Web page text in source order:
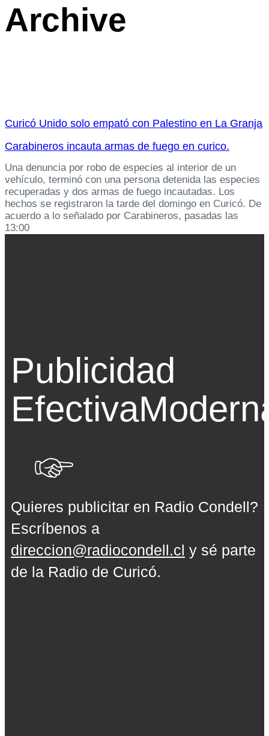
Archive
Curicó Unido solo empató con Palestino en La Granja
Carabineros incauta armas de fuego en curico.
Una denuncia por robo de especies al interior de un
vehículo, terminó con una persona detenida las especies
recuperadas y dos armas de fuego incautadas. Los
hechos se registraron la tarde del domingo en Curicó. De
acuerdo a lo señalado por Carabineros, pasadas las
13:00
Publicidad
Efectiva
Quieres publicitar en Radio Condell?
Escríbenos a
direccion@radiocondell.cl y sé parte
de la Radio de Curicó.